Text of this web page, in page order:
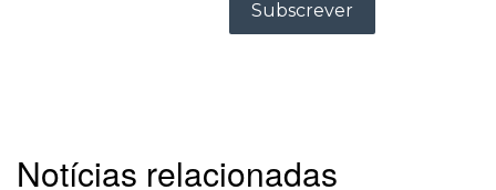
Notícias relacionadas